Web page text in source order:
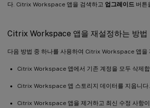
다. Citrix Workspace 앱을 검색하고 업그레이드 버튼
Citrix Workspace 앱을 재설정하는 방법
다음 방법 중 하나를 사용하여 Citrix Workspace 앱을
Citrix Workspace 앱에서 기존 계정을 모두 삭제합
Citrix Workspace 앱 스토리지 데이터를 지웁니다.
Citrix Workspace 앱을 제거하고 최신 수정 사항